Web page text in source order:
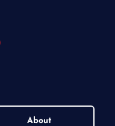
About